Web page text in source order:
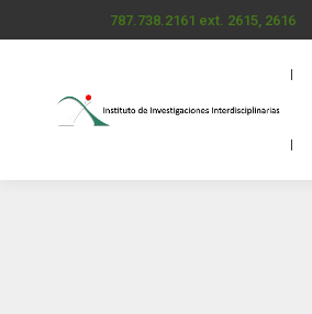
787.738.2161 ext. 2615, 2616